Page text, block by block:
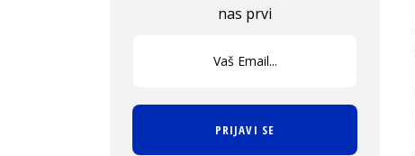
nas prvi
PRIJAVI SE